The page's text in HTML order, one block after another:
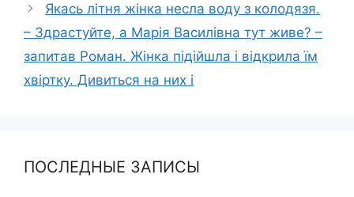
Якась літня жінка несла воду з колодязя.
– Здрастуйте, а Марія Василівна тут живе? –
запитав Роман. Жінка підійшла і відкрила їм
хвіртку. Дивиться на них і
ПОСЛЕДНЫЕ ЗАПИСЫ